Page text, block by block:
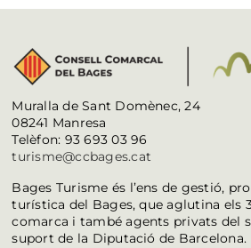
Muralla de Sant Domènec, 24
08241 Manresa
Telèfon: 93 693 03 96
turisme@ccbages.cat
Bages Turisme és l’ens de gestió,
turística del Bages, que aglutina els
comarca i també agents privats del
suport de la Diputació de Barcelona.